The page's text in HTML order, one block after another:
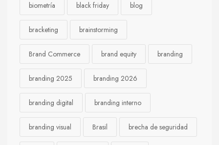
biometría black friday blog
bracketing brainstorming
Brand Commerce brand equity branding
branding 2025 branding 2026
branding digital branding interno
branding visual Brasil brecha de seguridad